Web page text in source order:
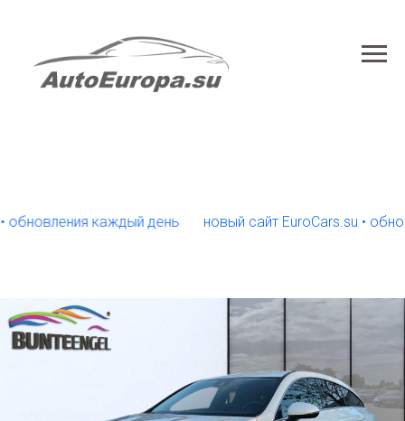
каждый день новый сайт EuroCars.su •